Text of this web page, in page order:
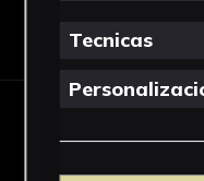
Tecnicas